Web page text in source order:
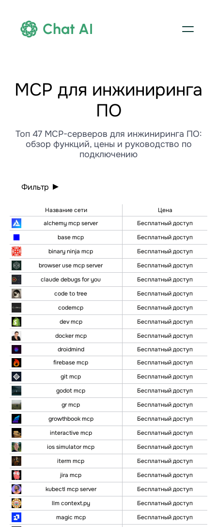
Chat AI
MCP для инжиниринга
ПО
Топ 47 MCP-серверов для инжиниринга ПО:
обзор функций, цены и руководство по
подключению
Фильтр
Название сети
Цена
alchemy mcp server
Бесплатный доступ
base mcp
Бесплатный доступ
binary ninja mcp
Бесплатный доступ
browser use mcp server
Бесплатный доступ
claude debugs for you
Бесплатный доступ
code to tree
Бесплатный доступ
codemcp
Бесплатный доступ
dev mcp
Бесплатный доступ
docker mcp
Бесплатный доступ
droidmind
Бесплатный доступ
firebase mcp
Бесплатный доступ
git mcp
Бесплатный доступ
godot mcp
Бесплатный доступ
gr mcp
Бесплатный доступ
growthbook mcp
Бесплатный доступ
interactive mcp
Бесплатный доступ
ios simulator mcp
Бесплатный доступ
iterm mcp
Бесплатный доступ
jira mcp
Бесплатный доступ
kubectl mcp server
Бесплатный доступ
llm context.py
Бесплатный доступ
magic mcp
Бесплатный доступ